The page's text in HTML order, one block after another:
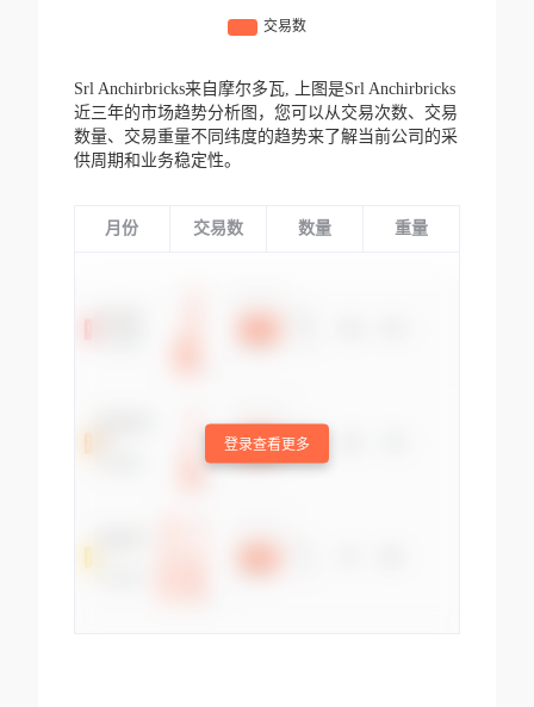
Srl Anchirbricks来自摩尔多瓦,
上图是Srl Anchirbricks
近三年的市场趋势分析图，您可以从交易次数、交易
数量、交易重量不同纬度的趋势来了解当前公司的采
供周期和业务稳定性。
月份 交易数 数量 重量
登录查看更多